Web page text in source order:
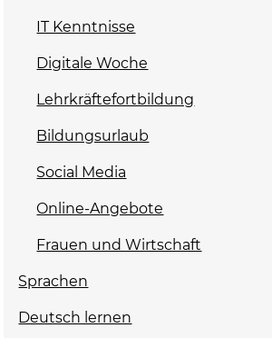
IT Kenntnisse
Digitale Woche
Lehrkräftefortbildung
Bildungsurlaub
Social Media
Online-Angebote
Frauen und Wirtschaft
Sprachen
Deutsch lernen